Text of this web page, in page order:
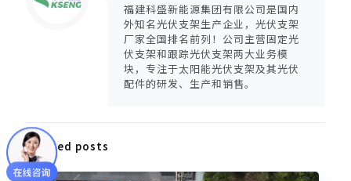
福建科盛新能源集团有限公司是国内
外知名光伏支架生产企业，光伏支架
厂家全国排名前列！公司主营固定光
伏支架和跟踪光伏支架两大业务模
块，专注于太阳能光伏支架及其光伏
配件的研发、生产和销售。
Related posts